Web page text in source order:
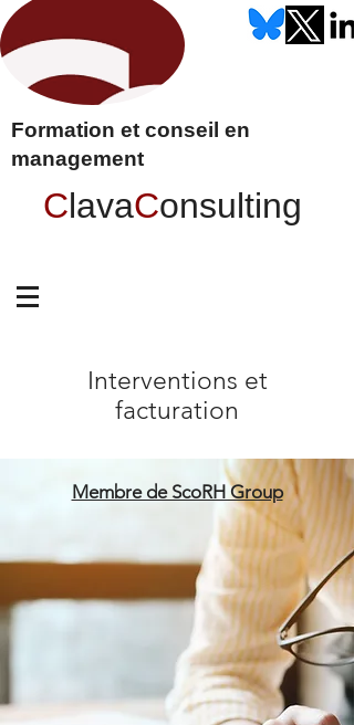
Formation et conseil en
management
ClavaConsulting
Interventions et
facturation
Membre de ScoRH Group